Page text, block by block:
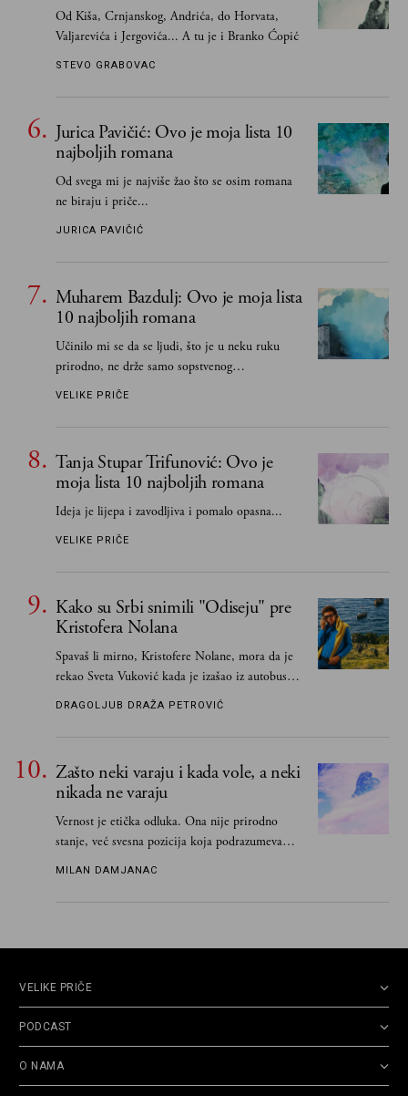
Od Kiša, Crnjanskog, Andrića, do Horvata,
Valjarevića i Jergovića... A tu je i Branko Ćopić
STEVO GRABOVAC
Jurica Pavičić: Ovo je moja lista 10
najboljih romana
Od svega mi je najviše žao što se osim romana
ne biraju i priče...
JURICA PAVIČIĆ
Muharem Bazdulj: Ovo je moja lista
10 najboljih romana
Učinilo mi se da se ljudi, što je u neku ruku
prirodno, ne drže samo sopstvenog
senzibiliteta... Pokušao sam (biće, samo
VELIKE PRIČE
Tanja Stupar Trifunović: Ovo je
moja lista 10 najboljih romana
Ideja je lijepa i zavodljiva i pomalo opasna...
VELIKE PRIČE
Kako su Srbi snimili "Odiseju" pre
Kristofera Nolana
Spavaš li mirno, Kristofere Nolane, mora da je
rekao Sveta Vuković kada je izašao iz autobusa i
čim je stigao kući pozvao Vojkana
DRAGOLJUB DRAŽA PETROVIĆ
Zašto neki varaju i kada vole, a neki
nikada ne varaju
Vernost je etička odluka. Ona nije prirodno
stanje, već svesna pozicija koja podrazumeva
MILAN DAMJANAC
VELIKE PRIČE
PODCAST
O NAMA